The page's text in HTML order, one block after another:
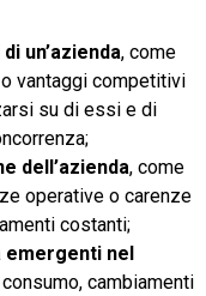
un’azienda, come
vantaggi competitivi
su di essi e di
dell’azienda, come
operative o carenze
costanti;
nel
cambiamenti